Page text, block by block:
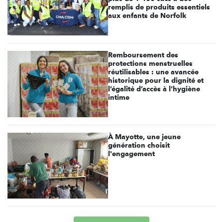
remplis de produits essentiels
aux enfants de Norfolk
Remboursement des
protections menstruelles
réutilisables : une avancée
historique pour la dignité et
l’égalité d’accès à l’hygiène
intime
À Mayotte, une jeune
génération choisit
l'engagement